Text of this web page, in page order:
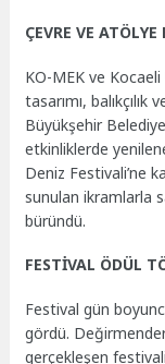
ÇEVRE VE
KO-MEK ve Kocaeli
tasarımı,
Büyükşehir
etkinliklerde
Deniz Festivali’ne
sunulan ikramlarla
büründü.
FESTİVAL ÖDÜL
Festival gün
gördü.
gerçekleşen